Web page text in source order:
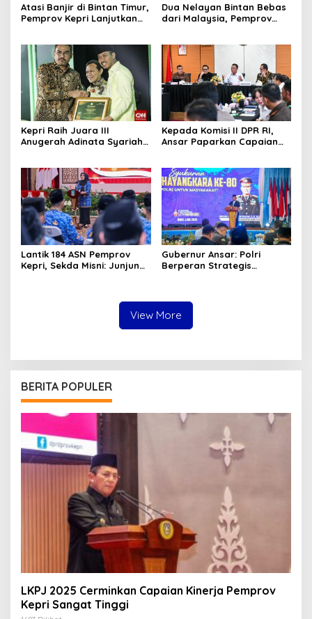
Atasi Banjir di Bintan Timur,
Pemprov Kepri Lanjutkan
Dua Nelayan Bintan Bebas
dari Malaysia, Pemprov
Kepri Raih Juara III
Anugerah Adinata Syariah
Kepada Komisi II DPR RI,
Ansar Paparkan Capaian
Lantik 184 ASN Pemprov
Kepri, Sekda Misni: Junjung
Gubernur Ansar: Polri
Berperan Strategis
View More
BERITA POPULER
LKPJ 2025 Cerminkan Capaian Kinerja Pemprov
Kepri Sangat Tinggi